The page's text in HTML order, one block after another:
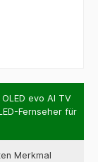
evo AI TV
Fernseher für
Merkmal